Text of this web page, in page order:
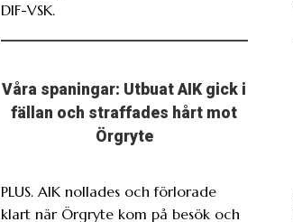
DIF-VSK.
Våra spaningar: Utbuat AIK gick i
fällan och straffades hårt mot
Örgryte
PLUS. AIK nollades och förlorade
klart när Örgryte kom på besök och